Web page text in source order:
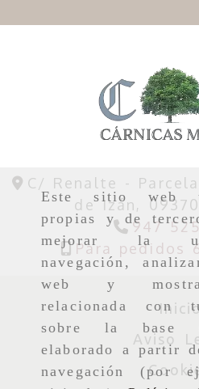
Este sitio web
propias y de
mejorar la
navegación,
web y
relacionada con
sobre la base
elaborado a partir
navegación (por
C/ Renalte -
de Izán,
947
Para pedidos
Aviso